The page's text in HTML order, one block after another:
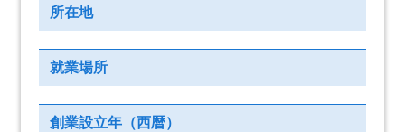
所在地
就業場所
創業設立年（西暦）